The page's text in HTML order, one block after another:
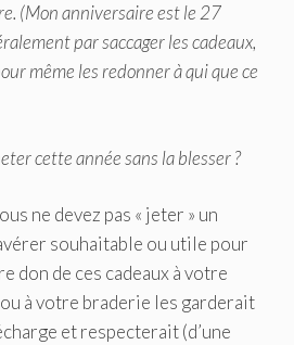
(Mon anniversaire est le 27
par saccager les cadeaux,
même les redonner à qui que ce
cette année sans la blesser ?
ne devez pas « jeter » un
souhaitable ou utile pour
don de ces cadeaux à votre
à votre braderie les garderait
et respecterait (d’une